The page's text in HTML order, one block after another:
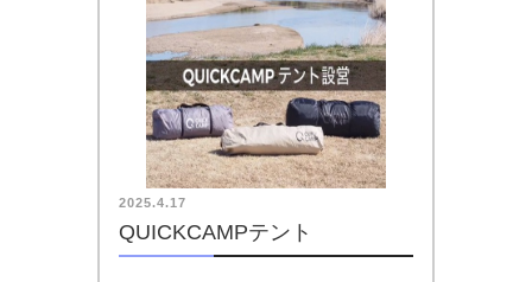
2025.4.17
QUICKCAMPテント